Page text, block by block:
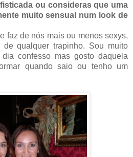
ou consideras que uma
muito sensual num look de
faz de nós mais ou menos sexys,
qualquer trapinho. Sou muito
confesso mas gosto daquela
quando saio ou tenho um